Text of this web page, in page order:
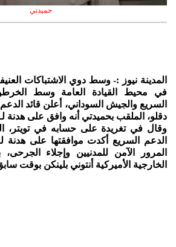
حميدتي
المدينة نيوز :- وسط دوي الاشتباكات
في محيط القيادة العامةوسط
السريع والجيش السوداني، أعلن قائد
دقلو، الملقب بحميدتي أنه وافق على هدنة لـ 24
وقال في تغريدة على حسابه في تويتر،
المرور الآمن للمدنيين وإجلاء
الخارجية الأميركية أنتوني بلينكن بوقت